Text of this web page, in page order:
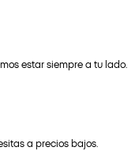
estar siempre a tu lado.
a precios bajos.